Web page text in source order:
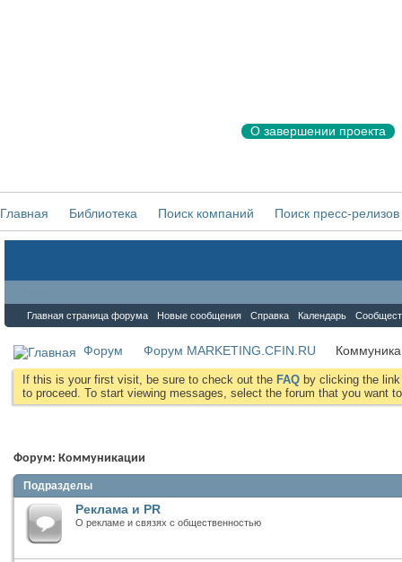
О завершении проекта
Главная Библиотека Поиск компаний Поиск пресс-релизов
Главная страница форума Новые сообщения Справка Календарь
Форум Форум MARKETING.CFIN.RU
If this is your first visit, be sure to check out the FAQ by clicking the
to proceed. To start viewing messages, select the forum that you want
Форум: Коммуникации
Подразделы
Реклама и PR
О рекламе и связях с общественностью